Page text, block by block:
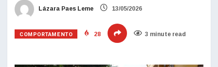
Lázara Paes Leme 13/05/2026
COMPORTAMENTO 28 3 minute read